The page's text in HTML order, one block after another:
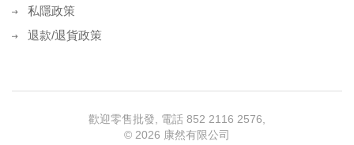
私隱政策
退款/退貨政策
歡迎零售批發, 電話 852 2116 2576,
© 2026 康然有限公司